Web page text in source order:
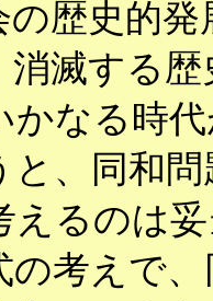
の歴史的
消滅する
かなる時
と、同和
えるのは
の考えで